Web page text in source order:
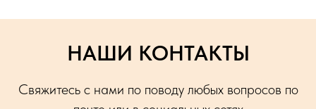
НАШИ КОНТАКТЫ
Свяжитесь с нами по поводу любых вопросов по